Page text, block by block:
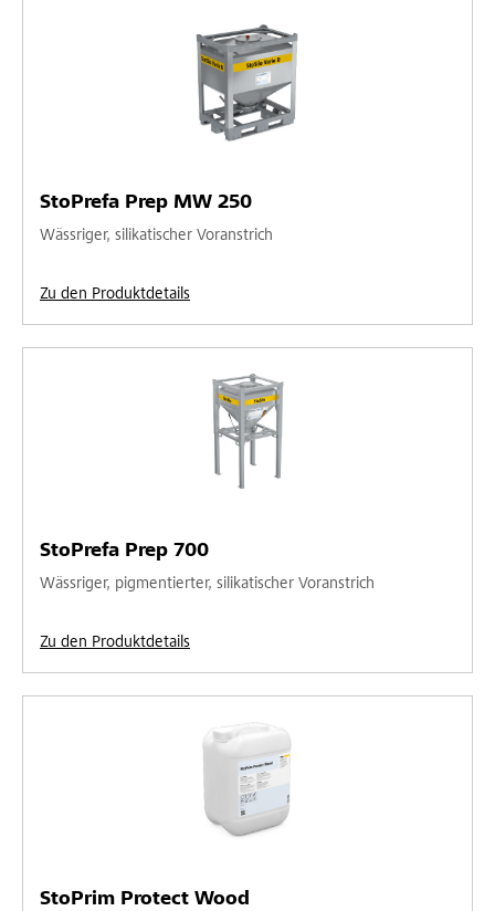
StoPrefa Prep MW 250
Wässriger, silikatischer Voranstrich
Zu den Produktdetails
StoPrefa Prep 700
Wässriger, pigmentierter, silikatischer Voranstrich
Zu den Produktdetails
StoPrim Protect Wood